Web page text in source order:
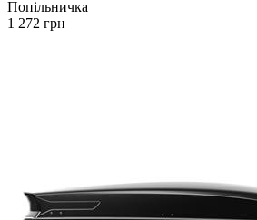
Попільничка
1 272 грн